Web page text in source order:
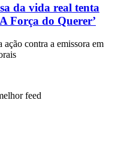
da vida real tenta
Força do Querer’
contra a emissora em
feed